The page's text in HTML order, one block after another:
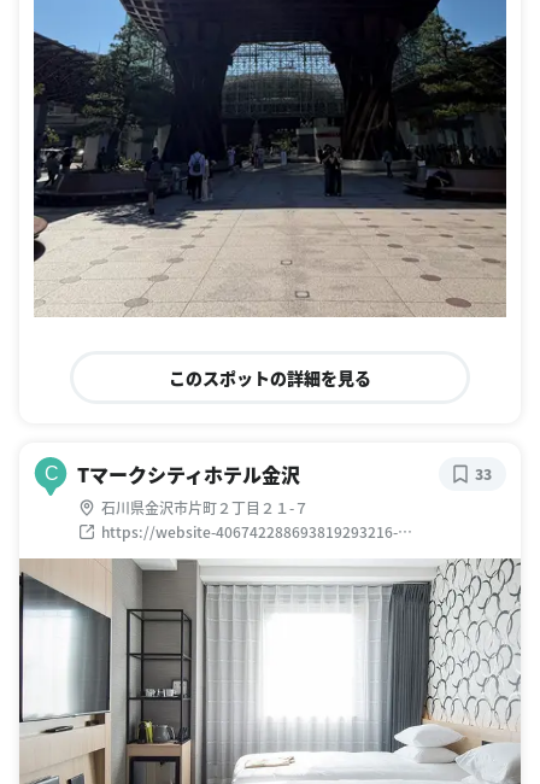
このスポットの詳細を見る
C Tマークシティホテル金沢
石川県金沢市片町２丁目２１-７
https://website-406742288693819293216-
hotel.business.site/?
utm_source=gmb&utm_medium=referral
33